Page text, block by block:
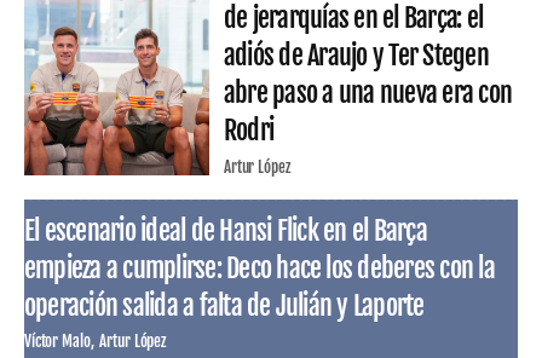
de jerarquías en el Barça: el
adiós de Araujo y Ter Stegen
abre paso a una nueva era con
Rodri
Artur López
El escenario ideal de Hansi Flick en el Barça
empieza a cumplirse: Deco hace los deberes con la
operación salida a falta de Julián y Laporte
Víctor Malo Artur López